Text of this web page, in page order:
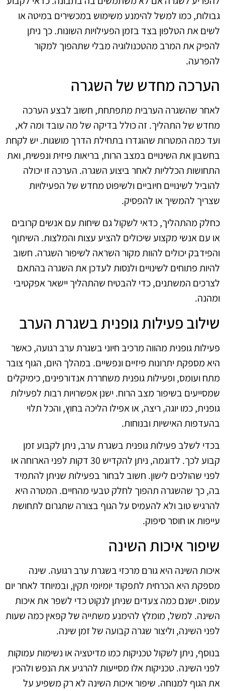
גבולות, כמו למשל להימנע משימוש במכשירים במיטה או
לשים את הטלפון בצד בזמן הפעילויות השונות. כך ניתן
להפיק את המרב מהטכנולוגיה מבלי שתהפוך למקור
להפרעה.
הערכה מחדש של השגרה
לאחר שהשגרה הערבית מתפתחת, חשוב לבצע הערכה
מחדש של התהליך. זה כולל בדיקה של מה עובד ומה לא,
ועד כמה המטרות שהוגדרו בתחילת הדרך מושגות. יש לקחת
בחשבון את השינויים במצב הרוח, בריאות פיזית ונפשית, ואת
התחושות הכלליות לאחר ביצוע השגרה. הערכה זו יכולה
להוביל לשינויים חיוביים ולשיפוט מחדש של הפעילויות
שצריך להמשיך או להפסיק.
כחלק מהתהליך, כדאי לשקול גם שיחות עם אנשים קרובים
או עם אנשי מקצוע שיכולים להציע עצות והמלצות. השיתוף
והפידבק יכולים להוות מקור השראה לשיפור השגרה. חשוב
להיות פתוחים לשינויים ולנסות לעדכן את השגרה בהתאם
לצרכים המשתנים, כדי להבטיח שהתהליך יישאר אפקטיבי
ומהנה.
שילוב פעילות גופנית בשגרת הערב
פעילות גופנית מהווה מרכיב חיוני בשגרת ערב רגועה, כאשר
היא מספקת יתרונות פיזיים ונפשיים. במהלך היום, הגוף צובר
מתח ועומס, ופעילות גופנית משחררת אנדורפינים, כימיקלים
שמסייעים בשיפור מצב הרוח. ישנן אפשרויות רבות לפעילות
גופנית, כמו יוגה, ריצה, או אפילו הליכה בחוץ, והכל תלוי
בהעדפות האישיות ובנוחות.
בכדי לשלב פעילות גופנית בשגרת ערב, ניתן לקבוע זמן
קבוע לכך. לדוגמה, ניתן להקדיש 30 דקות לפני הארוחה או
לפני שהולכים לישון. חשוב לבחור בפעילות שניתן להתמיד
בה, כך שהשגרה תהפוך לחלק טבעי מהחיים. המטרה היא
להרגיש טוב ולא להעמיס על הגוף בצורה שתגרום לתחושת
עייפות או חוסר סיפוק.
שיפור איכות השינה
איכות השינה היא גורם מרכזי בשגרת ערב רגועה. שינה
מספקת היא הכרחית לתפקוד יומיומי תקין, ובמיוחד לאחר יום
עמוס. ישנם כמה צעדים שניתן לנקוט כדי לשפר את איכות
השינה. למשל, מומלץ להימנע משתייה של קפאין כמה שעות
לפני השינה, וליצור שגרה קבועה של זמן שינה.
בנוסף, ניתן לשקול טכניקות כמו מדיטציה או נשימות עמוקות
לפני השינה. טכניקות אלו מסייעות להרגיע את הנפש ולהכין
את הגוף למנוחה. שיפור איכות השינה לא רק משפיע על